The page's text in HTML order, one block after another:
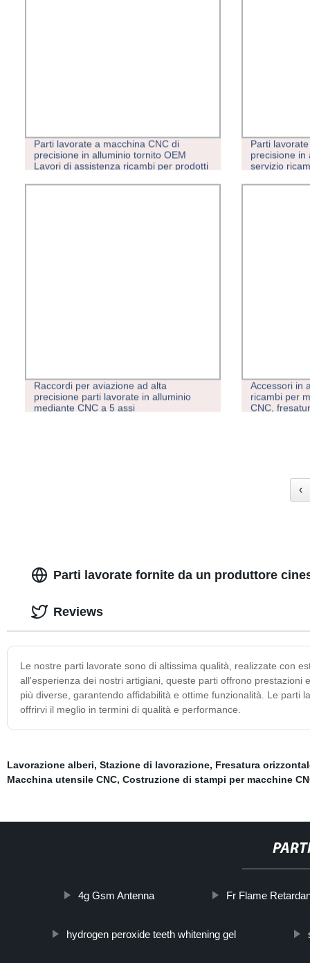
Parti lavorate a macchina CNC di
precisione in alluminio tornito OEM
Lavori di assistenza ricambi per prodotti
Parti
precisione in
servizio
Raccordi per aviazione ad alta
precisione parti lavorate in alluminio
mediante CNC a 5 assi
Accessori in
ricambi per
CNC,
‹
Parti lavorate fornite da un produttore
Le nostre parti lavorate sono di altissima qualità, realizzate con
all'esperienza dei nostri artigiani, queste parti offrono
più diverse, garantendo affidabilità e ottime funzionalità. Le parti
offrirvi il meglio in termini di qualità e performance.
Reviews
Lavorazione alberi, Stazione di lavorazione, Fresatura
Macchina utensile CNC, Costruzione di stampi per macchine
4g Gsm Antenna Fr Flame
hydrogen peroxide teeth whitening gel